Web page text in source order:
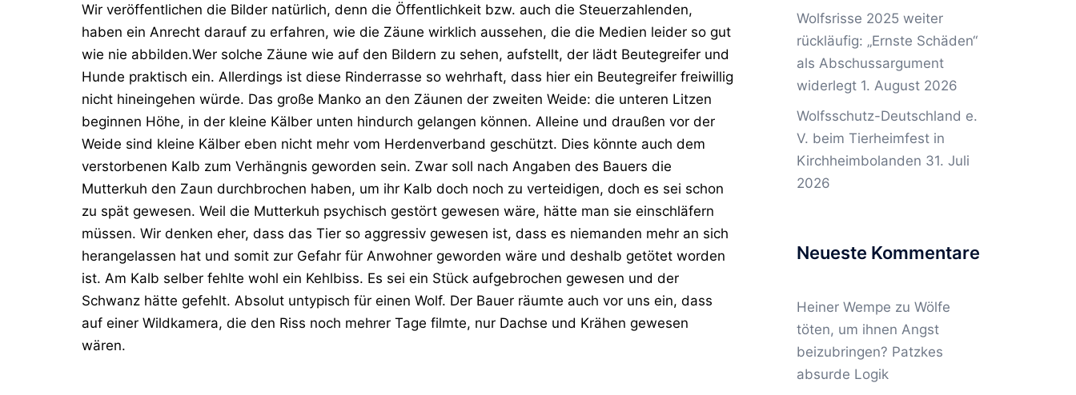
Wir veröffentlichen die Bilder natürlich, denn die Öffentlichkeit bzw. auch die Steuerzahlenden,
haben ein Anrecht darauf zu erfahren, wie die Zäune wirklich aussehen, die die Medien leider so gut
wie nie abbilden.Wer solche Zäune wie auf den Bildern zu sehen, aufstellt, der lädt Beutegreifer und
Hunde praktisch ein. Allerdings ist diese Rinderrasse so wehrhaft, dass hier ein Beutegreifer freiwillig
nicht hineingehen würde. Das große Manko an den Zäunen der zweiten Weide: die unteren Litzen
beginnen Höhe, in der kleine Kälber unten hindurch gelangen können. Alleine und draußen vor der
Weide sind kleine Kälber eben nicht mehr vom Herdenverband geschützt. Dies könnte auch dem
verstorbenen Kalb zum Verhängnis geworden sein. Zwar soll nach Angaben des Bauers die
Mutterkuh den Zaun durchbrochen haben, um ihr Kalb doch noch zu verteidigen, doch es sei schon
zu spät gewesen. Weil die Mutterkuh psychisch gestört gewesen wäre, hätte man sie einschläfern
müssen. Wir denken eher, dass das Tier so aggressiv gewesen ist, dass es niemanden mehr an sich
herangelassen hat und somit zur Gefahr für Anwohner geworden wäre und deshalb getötet worden
ist. Am Kalb selber fehlte wohl ein Kehlbiss. Es sei ein Stück aufgebrochen gewesen und der
Schwanz hätte gefehlt. Absolut untypisch für einen Wolf. Der Bauer räumte auch vor uns ein, dass
auf einer Wildkamera, die den Riss noch mehrer Tage filmte, nur Dachse und Krähen gewesen
wären.
Wolfsrisse 2025 weiter
rückläufig: „Ernste Schäden“
als Abschussargument
widerlegt 1. August 2026
Wolfsschutz-Deutschland e.
V. beim Tierheimfest in
Kirchheimbolanden 31. Juli
2026
Neueste Kommentare
Heiner Wempe zu Wölfe
töten, um ihnen Angst
beizubringen? Patzkes
absurde Logik